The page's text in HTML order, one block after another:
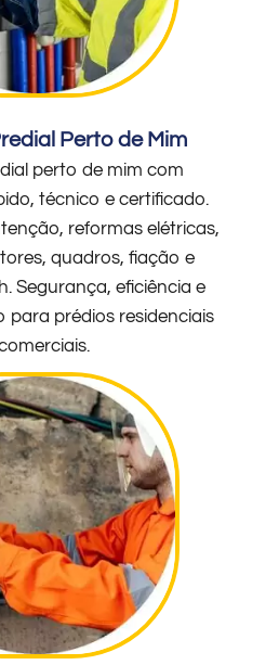
Perto de Mim
perto de mim com
técnico e certificado.
reformas elétricas,
quadros, fiação e
Segurança, eficiência e
para prédios residenciais